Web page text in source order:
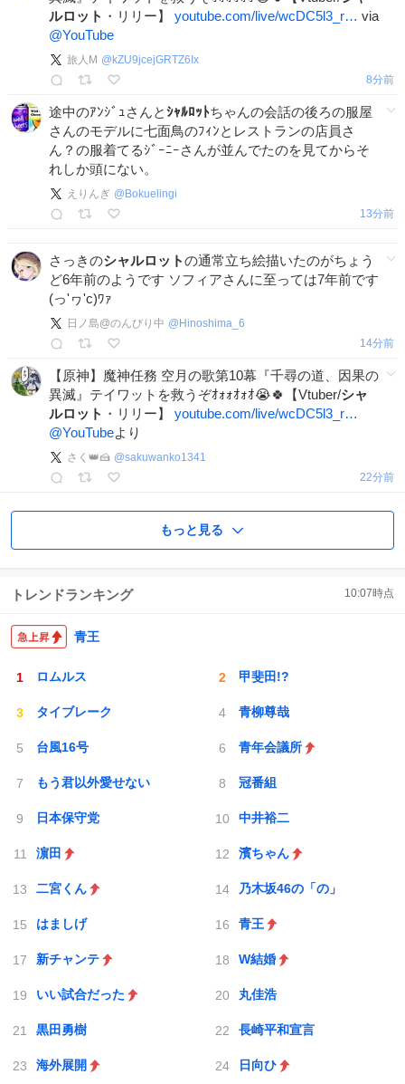
ルロット ・リリー】 youtube.com/live/wcDC5l3_r… via
@YouTube
旅人M @ kZU9jcejGRTZ6Ix
9分前
途中のｱﾝｼﾞｭさんとｼｬﾙﾛｯﾄちゃんの会話の後ろの服屋
さんのモデルに七面鳥のﾌｨﾝとレストランの店員さ
ん？の服着てるｼﾞｰﾆｰさんが並んでたのを見てからそ
れしか頭にない。
えりんぎ @ Bokuelingi
13分前
さっきのシャルロットの通常立ち絵描いたのがちょう
ど6年前のようです ソフィアさんに至っては7年前です
(っ'ヮ'c)ﾜｧ
日ノ島@のんびり中 @ Hinoshima_6
14分前
【原神】魔神任務 空月の歌第10幕『千尋の道、因果の
異滅』テイワットを救うぞｵｫｫｵｫｵ😭🍀【Vtuber/シャ
ルロット ・リリー】 youtube.com/live/wcDC5l3_r…
@YouTubeより
さく👑🍰 @sakuwanko1341
22分前
もっと見る
トレンドランキング 10:07時点
青王
ロムルス 甲斐田!?
タイブレーク 青柳尊哉
台風16号 青年会議所
もう君以外愛せない 冠番組
日本保守党 中井裕二
濵田 濱ちゃん
二宮くん 乃木坂46の「の」
はましげ 青王
新チャンテ W結婚
いい試合だった 丸佳浩
黒田勇樹 長崎平和宣言
海外展開 日向ひ